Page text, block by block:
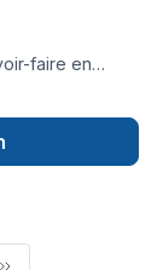
faire en
expérimentée
conseils sur
Nous